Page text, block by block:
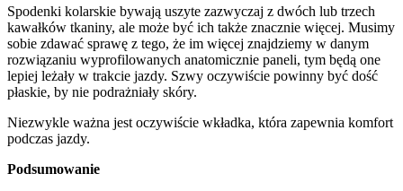
Spodenki kolarskie bywają uszyte zazwyczaj z dwóch lub trzech
kawałków tkaniny, ale może być ich także znacznie więcej. Musimy
sobie zdawać sprawę z tego, że im więcej znajdziemy w danym
rozwiązaniu wyprofilowanych anatomicznie paneli, tym będą one
lepiej leżały w trakcie jazdy. Szwy oczywiście powinny być dość
płaskie, by nie podrażniały skóry.
Niezwykle ważna jest oczywiście wkładka, która zapewnia komfort
podczas jazdy.
Podsumowanie